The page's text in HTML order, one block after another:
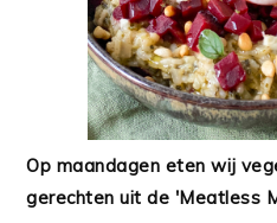
Op maandagen eten wij
gerechten uit de 'Meatless